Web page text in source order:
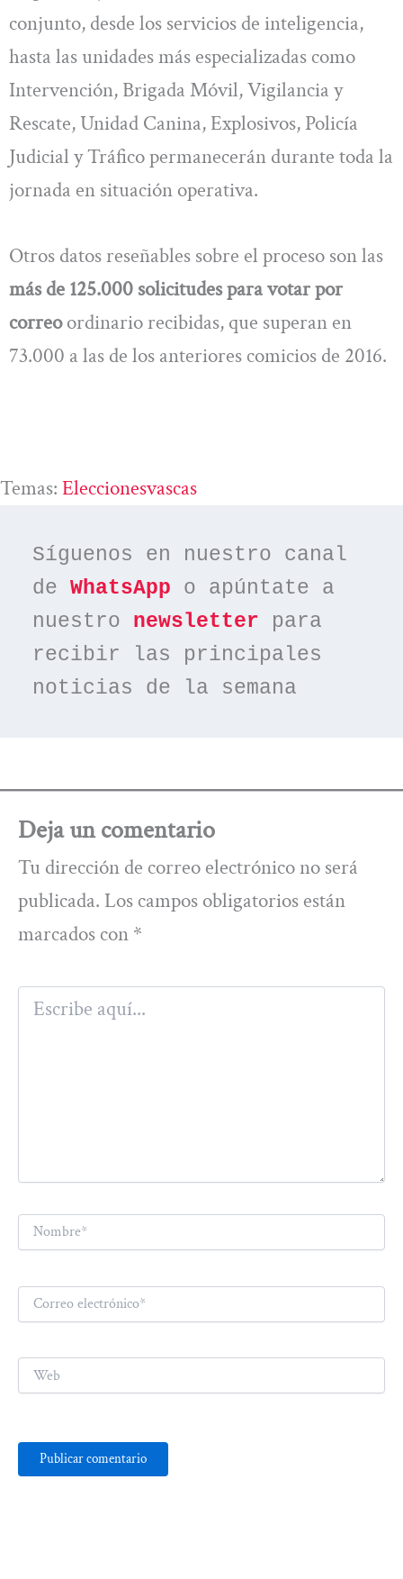
conjunto, desde los servicios de inteligencia,
hasta las unidades más especializadas como
Intervención, Brigada Móvil, Vigilancia y
Rescate, Unidad Canina, Explosivos, Policía
Judicial y Tráfico permanecerán durante toda la
jornada en situación operativa.
Otros datos reseñables sobre el proceso son las
más de 125.000 solicitudes para votar por
correoordinario recibidas, que superan en
73.000 a las de los anteriores comicios de 2016.
Temas: Eleccionesvascas
Síguenos en nuestro canal
de WhatsApp o apúntate a
nuestro newsletter para
recibir las principales
noticias de la semana
Deja un comentario
Tu dirección de correo electrónico no será
publicada. Los campos obligatorios están
marcados con *
aquí...
Nombre*
Correo
electrónico*